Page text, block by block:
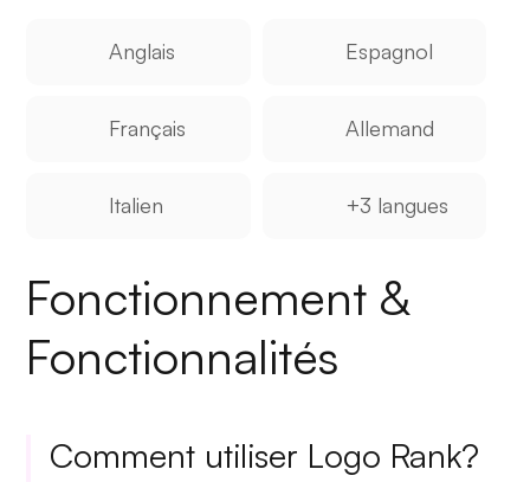
Anglais Espagnol
Français Allemand
Italien +3 langues
Fonctionnement &
Fonctionnalités
Comment utiliser Logo Rank?